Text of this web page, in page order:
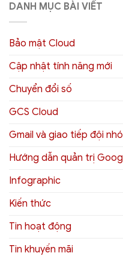
DANH MỤC BÀI VIẾT
Bảo mật Cloud
Cập nhật tính năng mới
Chuyển đổi số
GCS Cloud
Gmail và giao tiếp đội
Hướng dẫn quản trị
Infographic
Kiến thức
Tin hoạt động
Tin khuyến mãi